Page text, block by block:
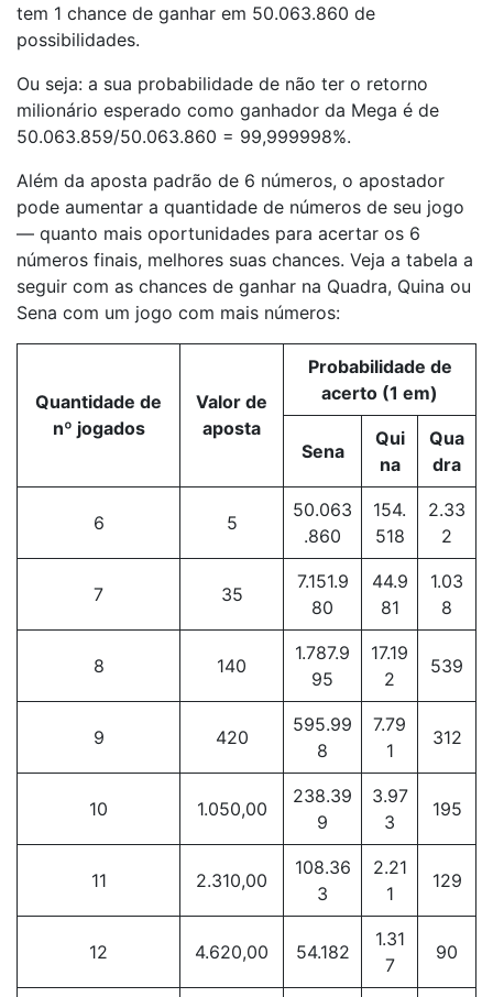
tem 1 chance de ganhar em 50.063.860 de
possibilidades.
Ou seja: a sua probabilidade de não ter o retorno
milionário esperado como ganhador da Mega é de
50.063.859/50.063.860 = 99,999998%.
Além da aposta padrão de 6 números, o apostador
pode aumentar a quantidade de números de seu jogo
— quanto mais oportunidades para acertar os 6
números finais, melhores suas chances. Veja a tabela a
seguir com as chances de ganhar na Quadra, Quina ou
Sena com um jogo com mais números:
Quantidade de
nº jogados
Valor de
aposta
Probabilidade de
acerto (1 em)
Sena
Qui
na
Qua
dra
6 5
50.063
.860
154.
518
2.33
2
7 35
7.151.9
80
44.9
81
1.03
8
8 140
1.787.9
95
17.19
2
539
9 420
595.99
8
7.79
1
312
10 1.050,00
238.39
9
3.97
3
195
11 2.310,00
108.36
3
2.21
1
129
12 4.620,00 54.182
1.31
7
90